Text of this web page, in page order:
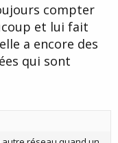
sur les 99% restants !
restantes, tu
par exemple
( bien sûr, tu peux, au
à au moins
ou en
compter
et lui fait
a encore des
qui sont